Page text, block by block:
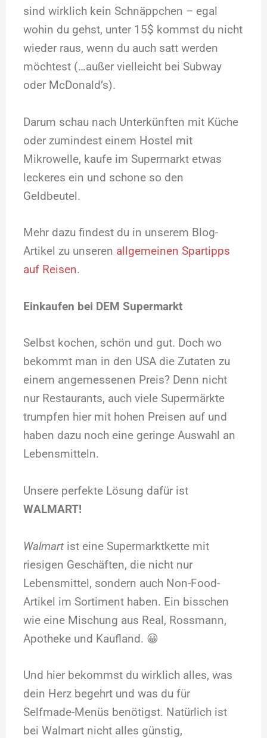
sind wirklich kein Schnäppchen – egal
wohin du gehst, unter 15$ kommst du nicht
wieder raus, wenn du auch satt werden
möchtest (…außer vielleicht bei Subway
oder McDonald’s).
Darum schau nach Unterkünften mit Küche
oder zumindest einem Hostel mit
Mikrowelle, kaufe im Supermarkt etwas
leckeres ein und schone so den
Geldbeutel.
Mehr dazu findest du in unserem Blog-
Artikel zu unseren allgemeinen Spartipps
auf Reisen.
Einkaufen bei DEM Supermarkt
Selbst kochen, schön und gut. Doch wo
bekommt man in den USA die Zutaten zu
einem angemessenen Preis? Denn nicht
nur Restaurants, auch viele Supermärkte
trumpfen hier mit hohen Preisen auf und
haben dazu noch eine geringe Auswahl an
Lebensmitteln.
Unsere perfekte Lösung dafür ist
WALMART!
Walmart ist eine Supermarktkette mit
riesigen Geschäften, die nicht nur
Lebensmittel, sondern auch Non-Food-
Artikel im Sortiment haben. Ein bisschen
wie eine Mischung aus Real, Rossmann,
Apotheke und Kaufland. 😀
Und hier bekommst du wirklich alles, was
dein Herz begehrt und was du für
Selfmade-Menüs benötigst. Natürlich ist
bei Walmart nicht alles günstig,